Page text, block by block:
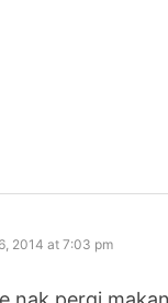
2014 at 7:03 pm